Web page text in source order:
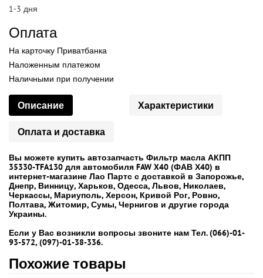
1-3 дня
Оплата
На карточку Приватбанка
Наложенным платежом
Наличными при получении
Описание Характеристики
Оплата и доставка
Вы можете купить автозапчасть Фильтр масла АКПП
35330-TFA130 для автомобиля FAW X40 (ФАВ Х40) в
интернет-магазине Лао Партс с доставкой в Запорожье,
Днепр, Винницу, Харьков, Одесса, Львов, Николаев,
Черкассы, Мариуполь, Херсон, Кривой Рог, Ровно,
Полтава, Житомир, Сумы, Чернигов и другие города
Украины.
Если у Вас возникли вопросы звоните нам Тел. (066)-01-
93-572, (097)-01-38-336.
Похожие товары